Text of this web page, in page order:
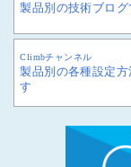
製品別の技術ブロ
Climbチャンネル
製品別の各種設定
す